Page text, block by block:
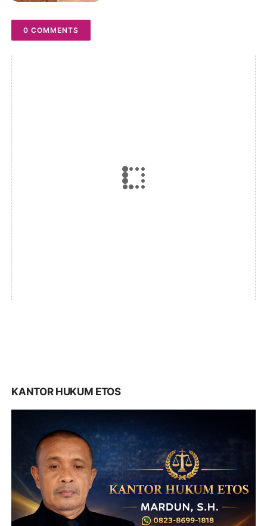
0 COMMENTS
KANTOR HUKUM ETOS